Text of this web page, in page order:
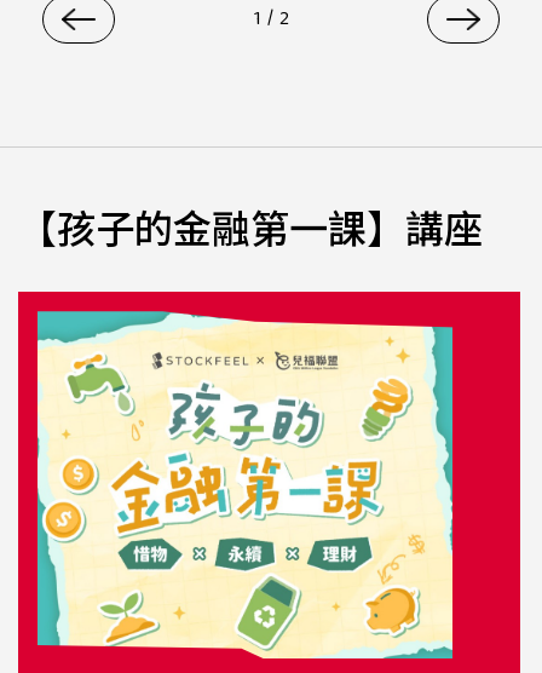
成為家長與教育工作者的重要課題。本次「網路安全營隊」
以兩天日歸營形式，透過桌遊、Google線上密室逃脫、繪本
探力訓練，帶領孩子辨識網路風險、提升判斷能力與自我保
小中高年級學生參與，讓孩子在有趣又安全的體驗中，學習
成為更有判斷力的數位公民。
1 /2
【孩子的金融第一課】講座